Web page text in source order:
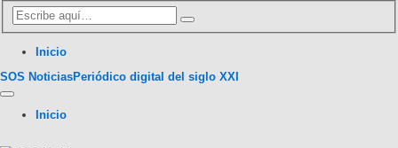
Inicio
SOS NoticiasPeriódico digital del siglo XXI
Inicio